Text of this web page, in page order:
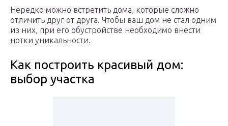
Нередко можно встретить дома, которые сложно
отличить друг от друга. Чтобы ваш дом не стал одним
из них, при его обустройстве необходимо внести
нотки уникальности.
Как построить красивый дом:
выбор участка